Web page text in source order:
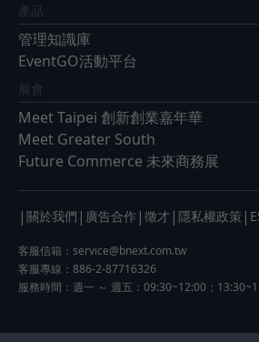
產品
管理知識庫
EventGO活動平台
展會
Meet Taipei 創新創業嘉年華
Meet Greater South
Future Commerce 未來商務展
| 關於我們 | 廣告合作 | 徵才 | 隱私權政策 |
客服信箱： service@bnext.com.tw
客服專線：886-2-87716326
服務時間：週一 ～ 週五：09:30~12:00；